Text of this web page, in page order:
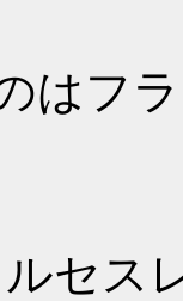
はフ
セス